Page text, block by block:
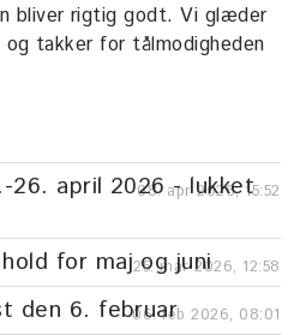
bliver rigtig godt. Vi glæder
takker for tålmodigheden
26. april 2026 - lukket
08. apr 2026, 15:52
for maj og juni
25. mar 2026, 12:58
den 6. februar06. feb 2026, 08:01